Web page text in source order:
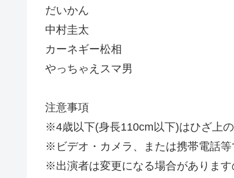
だいかん
中村圭太
カーネギー松相
やっちゃえスマ男
注意事項
※4歳以下(身長110cm以下)はひざ上の
※ビデオ・カメラ、または携帯電話等
※出演者は変更になる場合があります